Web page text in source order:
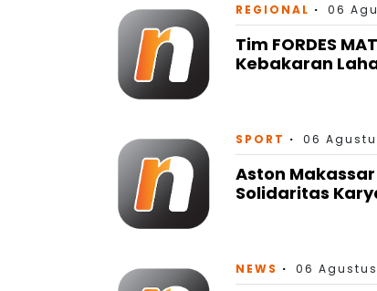
REGIONAL 06
Tim FORDES
Kebakaran
SPORT 06
Aston
Solidaritas
NEWS 06